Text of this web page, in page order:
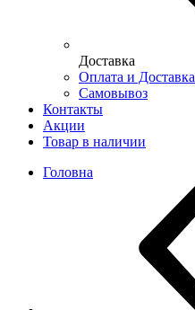
Доставка
Оплата и Доставка
Самовывоз
Контакты
Акции
Товар в наличии
Головна